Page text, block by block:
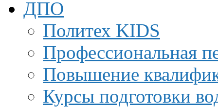
ДПО
Политех KIDS
Профессиональная
Повышение
Курсы подготовки